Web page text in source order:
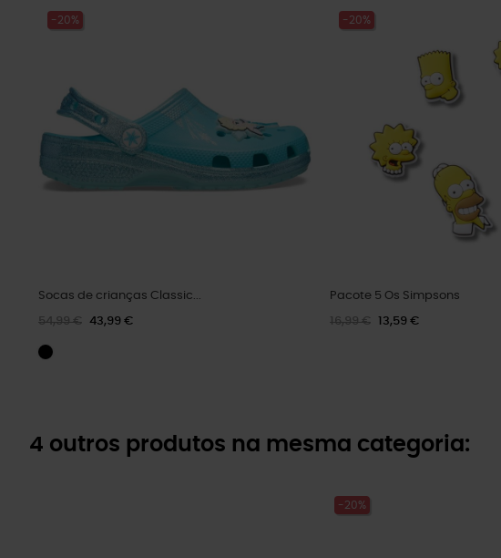
-20%
Socas de crianças Classic...
54,99 € 43,99 €
-20%
Pacote 5 Os Simpsons
16,99 € 13,59 €
4 outros produtos na mesma categoria:
-20%